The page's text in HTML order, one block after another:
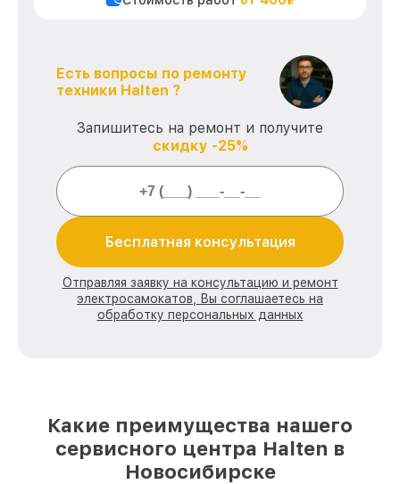
Есть вопросы по ремонту
техники Halten ?
Запишитесь на ремонт и получите
скидку -25%
Бесплатная консультация
Отправляя заявку на консультацию и ремонт
электросамокатов, Вы соглашаетесь на
обработку персональных данных
Какие преимущества нашего
сервисного центра Halten в
Новосибирске